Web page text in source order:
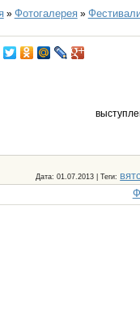
» Фотогалерея»
Дата: 01.07.2013 |Теги: